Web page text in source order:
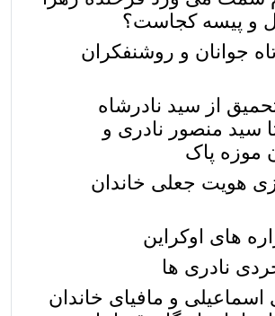
و پیسه کجاست؟
جوانان و روشنفکران
از سید نادرشاه
سید منصور نادری و
موزه پاک
هویت جعلی خاندان
های اوکراین
نادری ها
اسماعیلی و مافیای خاندان